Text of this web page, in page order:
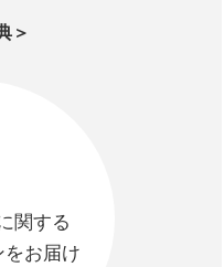
＞
関する
をお届け